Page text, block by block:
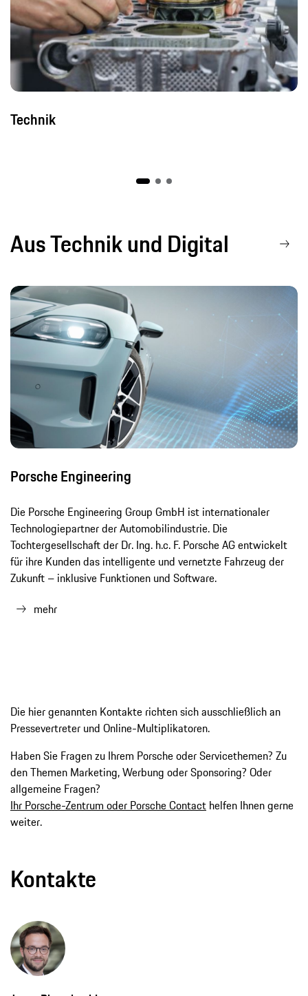
Technik
Aus Technik und Digital
Porsche Engineering
Die Porsche Engineering Group GmbH ist internationaler
Technologiepartner der Automobilindustrie. Die
Tochtergesellschaft der Dr. Ing. h.c. F. Porsche AG entwickelt
für ihre Kunden das intelligente und vernetzte Fahrzeug der
Zukunft – inklusive Funktionen und Software.
mehr
Die hier genannten Kontakte richten sich ausschließlich an
Pressevertreter und Online-Multiplikatoren.
Haben Sie Fragen zu Ihrem Porsche oder Servicethemen? Zu
den Themen Marketing, Werbung oder Sponsoring? Oder
allgemeine Fragen?
Ihr Porsche-Zentrum oder Porsche Contact helfen Ihnen gerne
weiter.
Kontakte